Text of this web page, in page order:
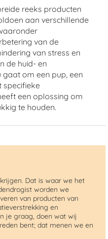
reeks producten
aan verschillende
van de
van stress en
de huid- en
om een pup, een
specifieke
een oplossing om
te houden.
Dat is waar we het
worden we
van producten van
en
je graag, doen wat wij
bent; dat menen we en